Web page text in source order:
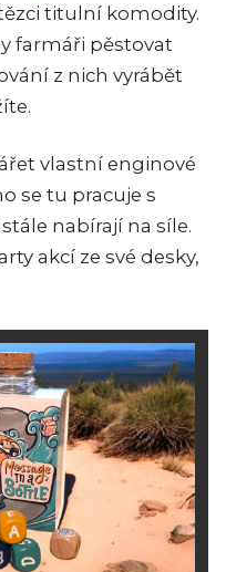
titulní komodity.
farmáři pěstovat
z nich vyrábět
vlastní enginové
se tu pracuje s
nabírají na síle.
akcí ze své desky,